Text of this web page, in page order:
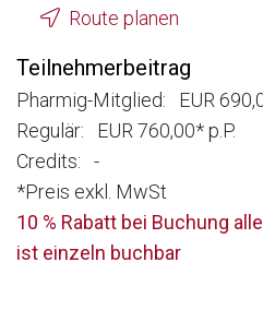
Route planen
Teilnehmerbeitrag
Pharmig-Mitglied: EUR
Regulär: EUR 760,00* p.P.
Credits: -
*Preis exkl. MwSt
10 % Rabatt bei Buchung
ist einzeln buchbar